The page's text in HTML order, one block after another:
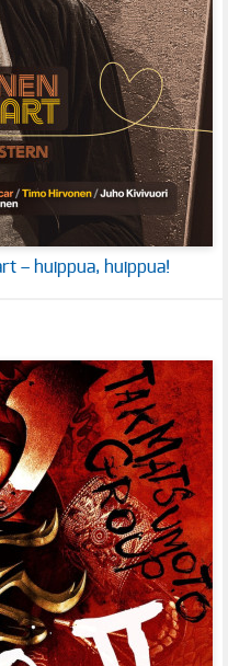
– huippua, huippua!